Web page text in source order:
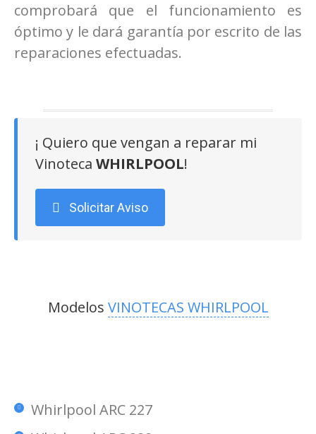
comprobará que el funcionamiento es
óptimo y le dará garantía por escrito de las
reparaciones efectuadas.
¡ Quiero que vengan a reparar mi
Vinoteca WHIRLPOOL!
Solicitar Aviso
Modelos VINOTECAS WHIRLPOOL
Whirlpool ARC 227